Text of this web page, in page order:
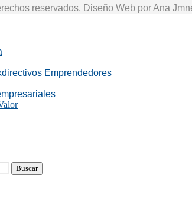
reservados. Diseño Web porAna
Emprendedores
Buscar